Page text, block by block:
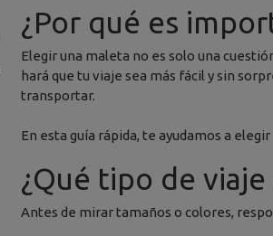
¿Por qué es
Elegir una maleta no es solo una
hará que tu viaje sea más fácil y sin
transportar.
En esta guía rápida, te ayudamos a
¿Qué tipo de viaje
Antes de mirar tamaños o colores,